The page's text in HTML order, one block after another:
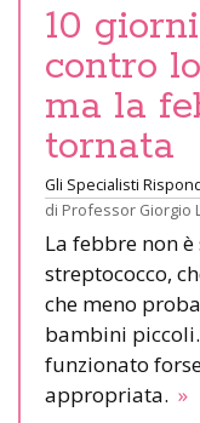
10
contro
ma la
tornata
Gli Specialisti
di Professor Giorgio
La febbre non
streptococco,
che meno
bambini
funzionato
appropriata. »